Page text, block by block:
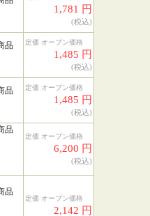
1,781 円
(税込)
品
定価 オープン価格
1,485 円
(税込)
品
定価 オープン価格
1,485 円
(税込)
品
定価 オープン価格
6,200 円
(税込)
品
定価 オープン価格
2,142 円